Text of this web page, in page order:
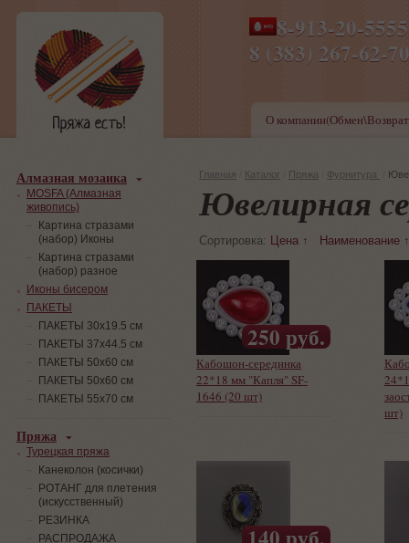
8-913-20-
8 (383) 267-
ПН-ПТ 8-17,СБ-ВС 9-
О
Главная Каталог Пряжа Фурнитура
Ювелирная
Сортировка: Цена ↑ Наименование ↑
Кабошон-серединка
22*18 мм "Капля" SF-
1646 (20 шт)
250 руб.
шт)
Алмазная мозаика
MOSFA (Алмазная
живопись)
Картина стразами
(набор) Иконы
Картина стразами
(набор) разное
Иконы бисером
ПАКЕТЫ
ПАКЕТЫ 30х19.5 см
ПАКЕТЫ 37х44.5 см
ПАКЕТЫ 50х60 см
ПАКЕТЫ 50х60 см
ПАКЕТЫ 55х70 см
Пряжа
Турецкая пряжа
Канеколон (косички)
РОТАНГ для плетения
(искусственный)
PЕЗИНКА
РАСПРОДАЖА